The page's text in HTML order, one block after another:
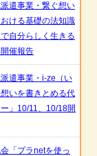
遣事業・繋ぐ想い
おける基礎の法知識
自分らしく生きる
催報告
遣事業・i-ze（い
いを書きとめる代
」10/11、10/18開
「プラnetを使っ